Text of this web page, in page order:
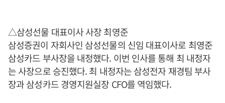
△삼성선물 대표이사 사장 최영준
삼성증권이 자회사인 삼성선물의 신임 대표이사로 최영준
삼성카드 부사장을 내정했다. 이번 인사를 통해 최 내정자
는 사장으로 승진했다. 최 내정자는 삼성전자 재경팀 부사
장과 삼성카드 경영지원실장 CFO를 역임했다.